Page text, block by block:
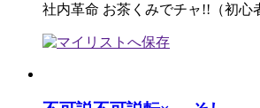
社内革命 お茶くみでチャ!!（初心